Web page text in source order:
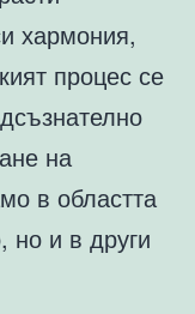
хармония,
процес се
на
в областта
но и в други